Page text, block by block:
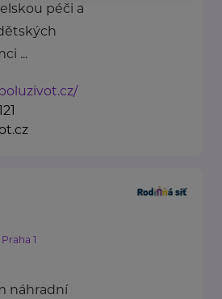
péči a
...
Praha 1
náhradní